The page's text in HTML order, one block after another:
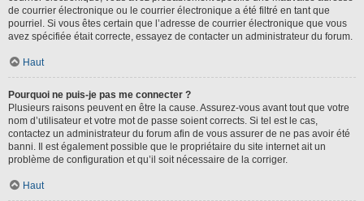
de courrier électronique ou le courrier électronique a été filtré en tant que
pourriel. Si vous êtes certain que l’adresse de courrier électronique que vous
avez spécifiée était correcte, essayez de contacter un administrateur du forum.
Haut
Pourquoi ne puis-je pas me connecter ?
Plusieurs raisons peuvent en être la cause. Assurez-vous avant tout que votre
nom d’utilisateur et votre mot de passe soient corrects. Si tel est le cas,
contactez un administrateur du forum afin de vous assurer de ne pas avoir été
banni. Il est également possible que le propriétaire du site internet ait un
problème de configuration et qu’il soit nécessaire de la corriger.
Haut